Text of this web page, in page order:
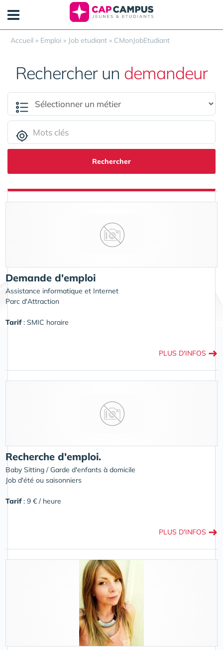
Accueil » Emploi » Job etudiant » CMonJobEtudiant
Rechercher un demandeur
Rechercher
Demande d'emploi
Assistance informatique et Internet
Parc d'Attraction
Tarif: SMIC horaire
PLUS D'INFOS ➜
Recherche d'emploi.
Baby Sitting / Garde d'enfants à domicile
Job d'été ou saisonniers
Tarif: 9 € / heure
PLUS D'INFOS ➜
Panneau de gestion des cookies